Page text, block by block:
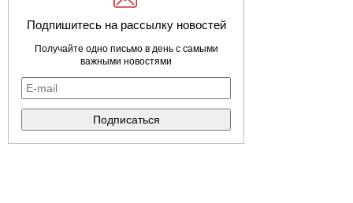
Подпишитесь на рассылку новостей
Получайте одно письмо в день с самыми
важными новостями